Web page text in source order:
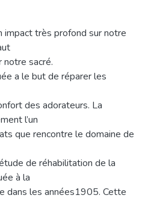
très profond sur notre
sacré.
a le but de réparer les
des adorateurs. La
l’un
que rencontre le domaine de
de réhabilitation de la
à la
dans les années1905. Cette